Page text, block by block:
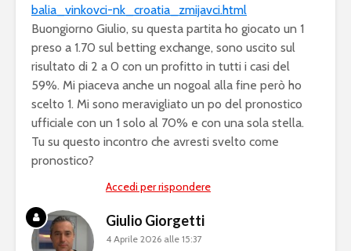
balia_vinkovci-nk_croatia_zmijavci.html
Buongiorno Giulio, su questa partita ho giocato un 1
preso a 1.70 sul betting exchange, sono uscito sul
risultato di 2 a 0 con un profitto in tutti i casi del
59%. Mi piaceva anche un nogoal alla fine però ho
scelto 1. Mi sono meravigliato un po del pronostico
ufficiale con un 1 solo al 70% e con una sola stella.
Tu su questo incontro che avresti svelto come
pronostico?
Accedi per rispondere
Giulio Giorgetti
4 Aprile 2026 alle 15:37